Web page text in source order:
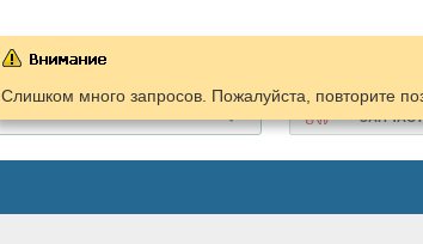
Слишком много запросов. Пожалуйста, повторите